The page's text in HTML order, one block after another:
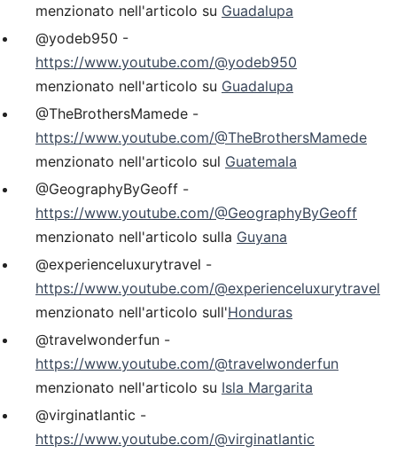
menzionato nell'articolo su Guadalupa
@yodeb950 -
https://www.youtube.com/@yodeb950
menzionato nell'articolo su Guadalupa
@TheBrothersMamede -
https://www.youtube.com/@TheBrothersMamede
menzionato nell'articolo sul Guatemala
@GeographyByGeoff -
https://www.youtube.com/@GeographyByGeoff
menzionato nell'articolo sulla Guyana
@experienceluxurytravel -
https://www.youtube.com/@experienceluxurytravel
menzionato nell'articolo sull'Honduras
@travelwonderfun -
https://www.youtube.com/@travelwonderfun
menzionato nell'articolo su Isla Margarita
@virginatlantic -
https://www.youtube.com/@virginatlantic